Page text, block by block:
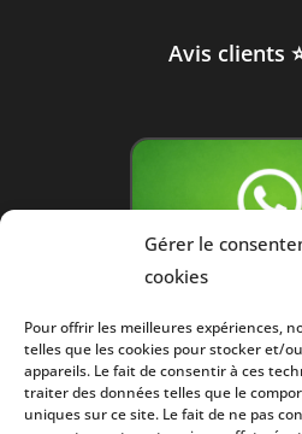
Gérer le
cookies
Pour offrir les meilleures expériences,
telles que les cookies pour stocker et/
appareils. Le fait de consentir à ces
traiter des données telles que le
uniques sur ce site. Le fait de ne pas
Avis clients